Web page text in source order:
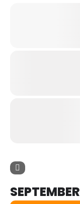
SEPTEMBER